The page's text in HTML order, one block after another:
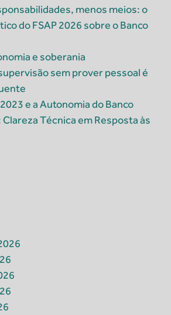
menos meios: o
do FSAP 2026 sobre o Banco
e soberania
sem prover pessoal é
e a Autonomia do Banco
Técnica em Resposta às